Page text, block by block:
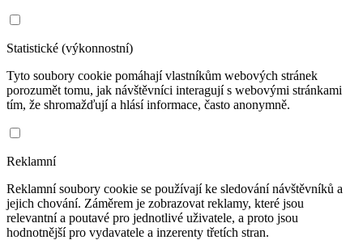
Statistické (výkonnostní)
Tyto soubory cookie pomáhají vlastníkům webových stránek
porozumět tomu, jak návštěvníci interagují s webovými stránkami
tím, že shromažďují a hlásí informace, často anonymně.
Reklamní
Reklamní soubory cookie se používají ke sledování návštěvníků a
jejich chování. Záměrem je zobrazovat reklamy, které jsou
relevantní a poutavé pro jednotlivé uživatele, a proto jsou
hodnotnější pro vydavatele a inzerenty třetích stran.